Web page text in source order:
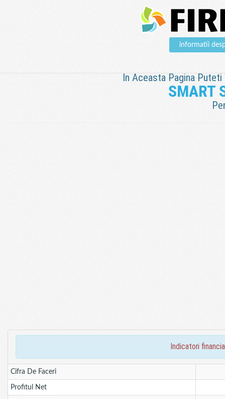
informatii
In Aceasta Pagina
SMART
indicatori
Cifra De Faceri
Profitul Net